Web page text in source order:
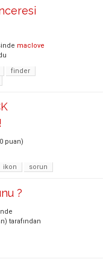
maclove
finder
puan)
ikon sorun
?
tarafından